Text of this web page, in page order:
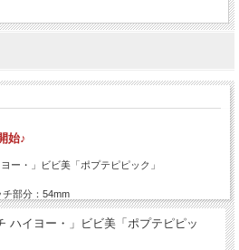
始♪
ー・」ビビ美「ポプテピピック」
部分：54mm
ハイヨー・」ビビ美「ポプテピピッ